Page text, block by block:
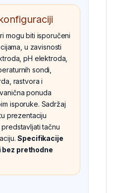
mogu biti isporučeni
u zavisnosti
pH elektroda,
sondi,
rastvora i
ponuda
isporuke. Sadržaj
prezentaciju
tačnu
Specifikacije
prethodne